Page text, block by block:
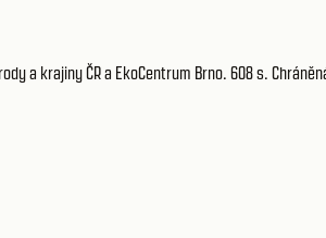
a krajiny ČR a EkoCentrum Brno. 608 s. Chráněná